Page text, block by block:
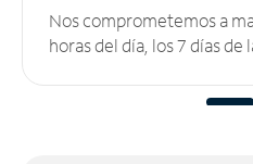
Nos comprometemos a
horas del día, los 7 días de